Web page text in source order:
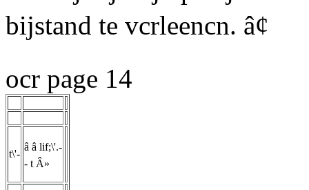
bijstand te vcrleencn. â¢
ocr page 14
t\'-
â â lif;\'.-
- t Â»